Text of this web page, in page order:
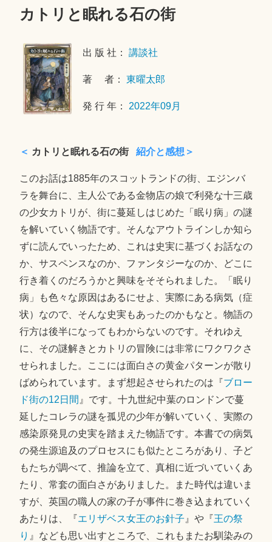
カトリと眠れる石の街
出 版 社：講談社
著 者：東曜太郎
発 行 年： 2022年09月
＜ カトリと眠れる石の街 紹介と感想＞
このお話は1885年のスコットランドの街、エジンバ
ラを舞台に、主人公である金物店の娘で利発な十三歳
の少女カトリが、街に蔓延しはじめた「眠り病」の謎
を解いていく物語です。そんなアウトラインしか知ら
ずに読んでいったため、これは史実に基づくお話なの
か、サスペンスなのか、ファンタジーなのか、どこに
行き着くのだろうかと興味をそそられました。「眠り
病」も色々な原因はあるにせよ、実際にある病気（症
状）なので、そんな史実もあったのかもなと。物語の
行方は後半になってもわからないのです。それゆえ
に、その謎解きとカトリの冒険には非常にワクワクさ
せられました。ここには面白さの黄金パターンが散り
ばめられています。まず想起させられたのは『ブロー
ド街の12日間 』です。十九世紀中葉のロンドンで蔓
延したコレラの謎を孤児の少年が解いていく、実際の
感染原発見の史実を踏まえた物語です。本書での病気
の発生源追及のプロセスにも似たところがあり、子ど
もたちが調べて、推論を立て、真相に近づいていくあ
たり、常套の面白さがありました。また時代は違いま
すが、英国の職人の家の子が事件に巻き込まれていく
あたりは、『エリザベス女王のお針子 』や『王の祭
り 』なども思い出すところで、これもまたお馴染みの
日